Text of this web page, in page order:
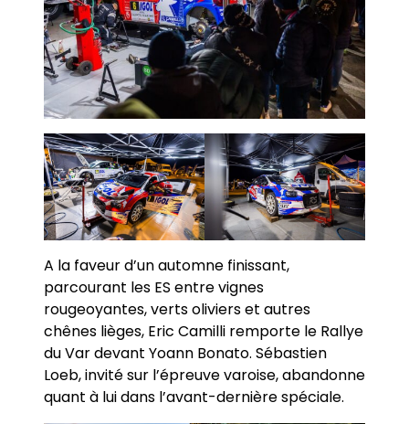
A la faveur d’un automne finissant,
parcourant les ES entre vignes
rougeoyantes, verts oliviers et autres
chênes lièges, Eric Camilli remporte le Rallye
du Var devant Yoann Bonato. Sébastien
Loeb, invité sur l’épreuve varoise, abandonne
quant à lui dans l’avant-dernière spéciale.